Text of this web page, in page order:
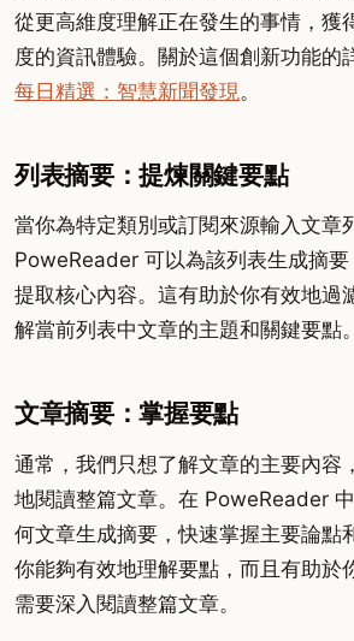
從更高維度理解正在發生的事情，獲
度的資訊體驗。關於這個創新功能的
每日精選：智慧新聞發現 。
列表摘要：提煉關鍵要點
當你為特定類別或訂閱來源輸入文章
PoweReader 可以為該列表生成摘
提取核心內容。這有助於你有效地過
解當前列表中文章的主題和關鍵要點。
文章摘要：掌握要點
通常，我們只想了解文章的主要內容
地閱讀整篇文章。在 PoweReader
何文章生成摘要，快速掌握主要論點
你能夠有效地理解要點，而且有助於
需要深入閱讀整篇文章。